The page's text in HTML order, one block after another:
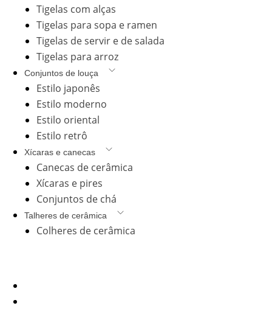
Tigelas com alças
Tigelas para sopa e ramen
Tigelas de servir e de salada
Tigelas para arroz
Conjuntos de louça
Estilo japonês
Estilo moderno
Estilo oriental
Estilo retrô
Xícaras e canecas
Canecas de cerâmica
Xícaras e pires
Conjuntos de chá
Talheres de cerâmica
Colheres de cerâmica